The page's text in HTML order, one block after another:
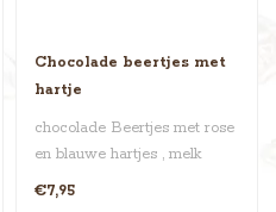
Chocolade beertjes met
hartje
chocolade Beertjes met rose
en blauwe hartjes , melk
chocolade . leuk om te trak..
€7,95